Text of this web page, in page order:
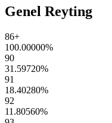
Genel Reyting
86+
100.00000%
90
31.59720%
91
18.40280%
92
11.80560%